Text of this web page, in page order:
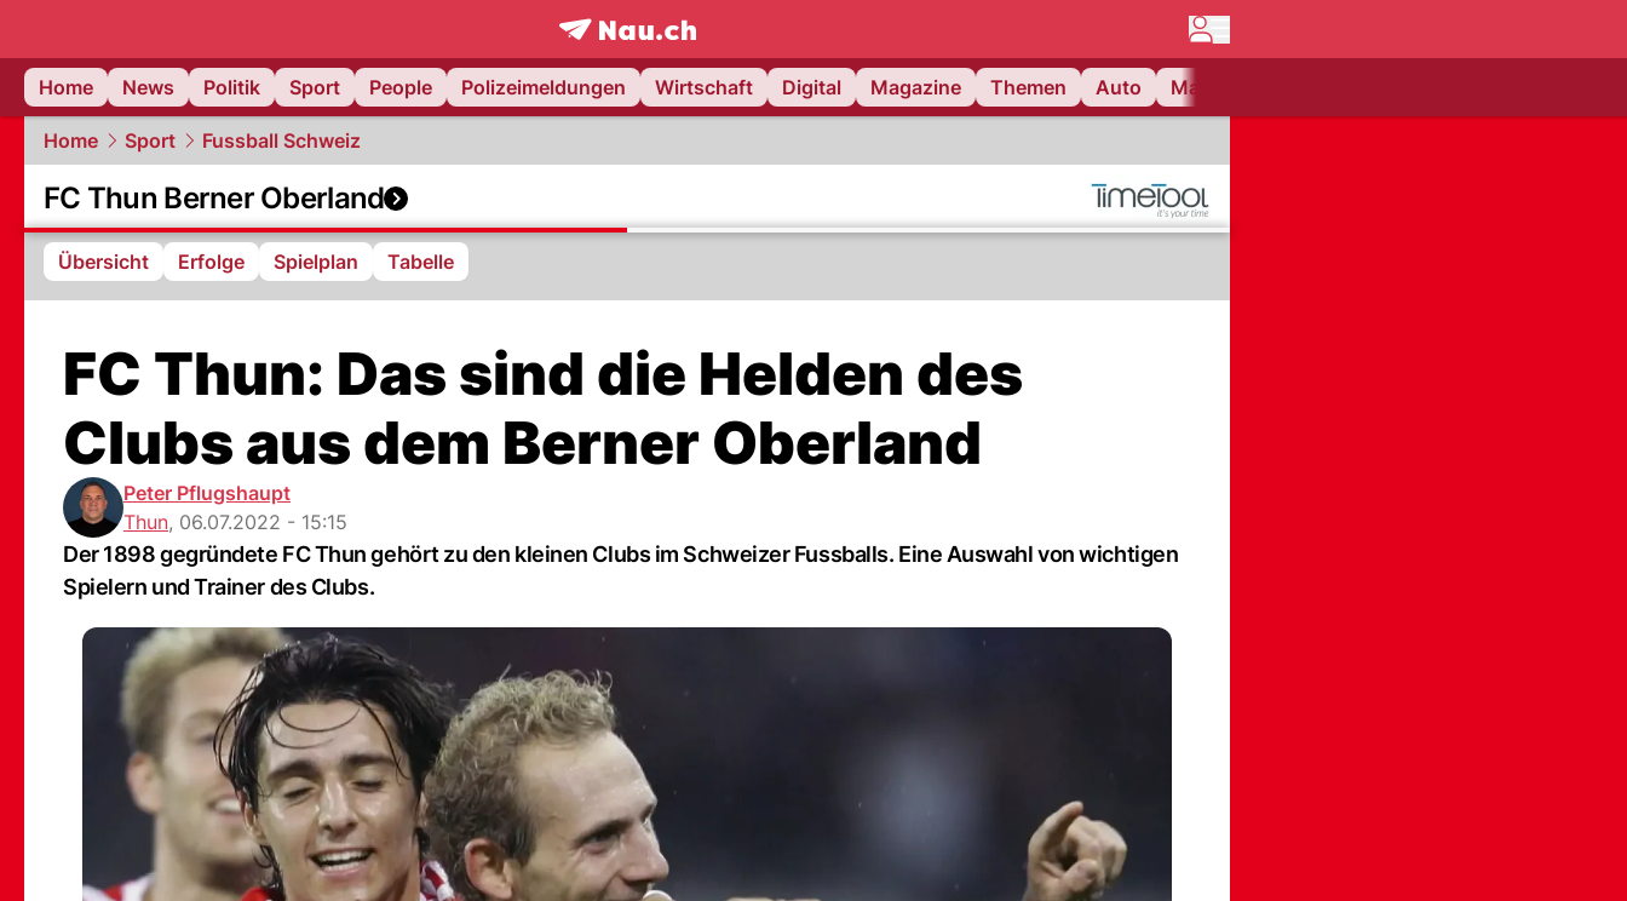
frontpage.NAU.ch
Home
News Politik Sport People Polizeimeldungen Wirtschaft Digital Magazine Themen Auto Matchcenter
Home Sport Fussball Schweiz
FC Thun Berner Oberland
Übersicht Erfolge Spielplan Tabelle
FC Thun: Das sind die Helden des
Clubs aus dem Berner Oberland
Peter Pflugshaupt
Thun, 06.07.2022 - 15:15
Der 1898 gegründete FC Thun gehört zu den kleinen Clubs im Schweizer Fussballs. Eine Auswahl von wichtigen
Spielern und Trainer des Clubs.